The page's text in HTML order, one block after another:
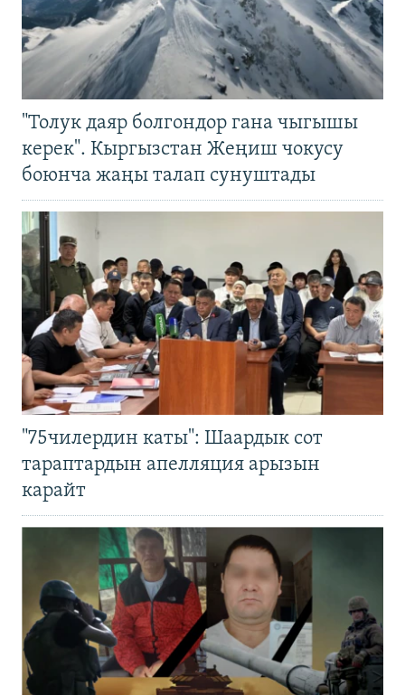
"Толук даяр болгондор гана чыгышы
керек". Кыргызстан Жеңиш чокусу
боюнча жаңы талап сунуштады
"75чилердин каты": Шаардык сот
тараптардын апелляция арызын
карайт